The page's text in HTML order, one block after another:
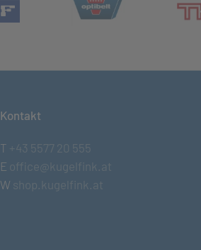
(öffnet in neuem Tab)
Kontakt
T +43 5577 20 555
E office@kugelfink.at
W shop.kugelfink.at